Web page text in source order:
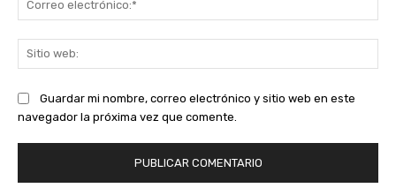
Guardar mi nombre, correo electrónico y sitio web en este
navegador la próxima vez que comente.